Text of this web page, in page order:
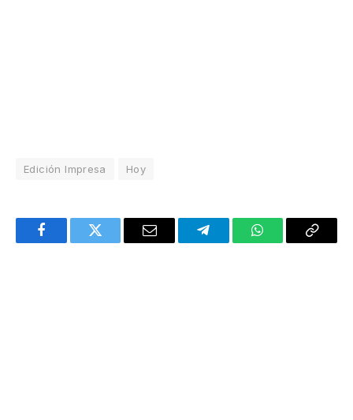
Edición Impresa Hoy
FacebookTwitter Email TelegramWhatsAppCopy